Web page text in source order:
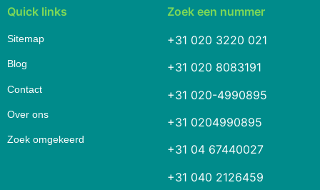
Quick links
Sitemap
Blog
Contact
Over ons
Zoek omgekeerd
Zoek een nummer
+31 020 3220 021
+31 020 8083191
+31 020-4990895
+31 0204990895
+31 04 67440027
+31 040 2126459